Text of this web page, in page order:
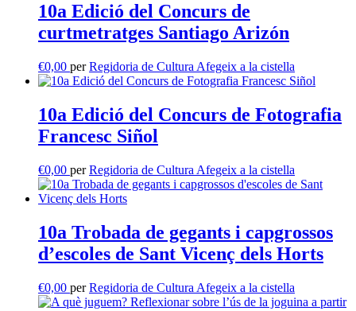
10a Edició del Concurs de
curtmetratges Santiago Arizón
€0,00 perRegidoria de Cultura Afegeix a la cistella
10a Edició del Concurs de Fotografia
Francesc Siñol
€0,00 perRegidoria de Cultura Afegeix a la cistella
10a Trobada de gegants i capgrossos
d’escoles de Sant Vicenç dels Horts
€0,00 perRegidoria de Cultura Afegeix a la cistella